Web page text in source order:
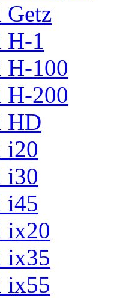
Getz
H-1
H-100
H-200
HD
i20
i30
i45
ix20
ix35
ix55